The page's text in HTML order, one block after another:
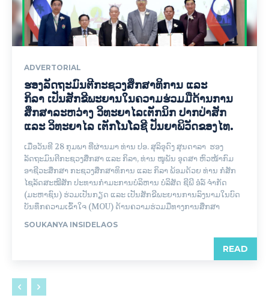
ADVERTORIAL
ຮອງລັດຖະມົນຕີກະຊວງສຶກສາທິການ ແລະ
ກິລາ ເປັນສັກຂີພະຍານໃນຄວາມຮ່ວມມືດ້ານການ
ສຶກສາລະຫວ່າງ ວິທະຍາໄລເຕັກນິກ ປາກປ່າສັກ
ແລະ ວິທະຍາໄລ ເຕັກໂນໂລຊີ ປັນຍາພິວັດຂອງໄທ.
ເມື່ອວັນທີ 28 ກຸມພາ ທີ່ຜ່ານມາ ທ່ານ ປອ. ສຸລິອຸດົງ ສຸນດາລາ ຮອງ
ລັດຖະມົນຕີກະຊວງສຶກສາ ແລະ ກິລາ, ທ່ານ ໜູພັນ ອຸດສາ ຫົວໜ້າກົມ
ອາຊີວະສຶກສາ ກະຊວງສຶກສາທິການ ແລະ ກິລາ ພ້ອມ​ດ້ວຍ​ ທ່ານ ກໍ່ສັກ
ໄຊລັດສະໝີສັກ ປະທານກຳມະການບໍລິຫານ ບໍລິສັດ ຊີພີ ອໍລ໌ ຈຳກັດ
(ມະຫາຊົນ) ຮ່ວມເປັນກຽດ ແລະ ເປັນສັກຂີພະຍານການລົງນາມໃນບົດ
ບັນທຶກຄວາມເຂົ້າໃຈ (MOU) ດ້ານຄວາມຮ່ວມມືທາງການສຶກສາ
SOUKANYA INSIDELAOS
READ